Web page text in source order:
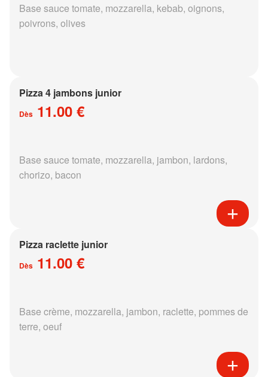
Base sauce tomate, mozzarella, kebab, oignons,
poivrons, olives
Pizza 4 jambons junior
Dès 11.00 €
Base sauce tomate, mozzarella, jambon, lardons,
chorizo, bacon
Pizza raclette junior
Dès 11.00 €
Base crème, mozzarella, jambon, raclette, pommes de
terre, oeuf